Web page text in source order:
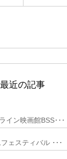
最近の記事
イン映画館BSS･･･
ェスティバル ･･･